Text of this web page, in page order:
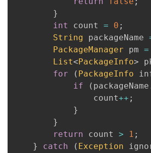
}
int
count = 0 ;
String packageName
PackageManager pm =
List<PackageInfo>
for
( PackageInfo
if
( packageName
                count
++ ;
}
}
return count > 1 ;
}
catch ( Exception